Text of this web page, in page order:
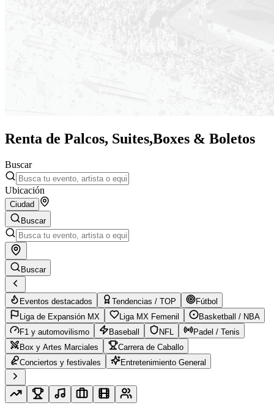
Renta de Palcos, Suites,Boxes & Boletos
Buscar
Ubicación
Ciudad
Buscar
Buscar
Eventos destacados Tendencias / TOP
Fútbol
Liga de Expansión MX
Liga MX Femenil
Basketball / NBA
F1 y automovilismo
Baseball NFL
Padel / Tenis
Box y Artes Marciales
Carrera de Caballo
Conciertos y festivales
Entretenimiento General